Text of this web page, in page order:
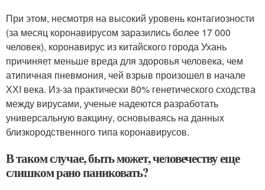
При этом, несмотря на высокий уровень контагиозности
(за месяц коронавирусом заразились более 17 000
человек), коронавирус из китайского города Ухань
причиняет меньше вреда для здоровья человека, чем
атипичная пневмония, чей взрыв произошел в начале
ХХI века. Из-за практически 80% генетического сходства
между вирусами, ученые надеются разработать
универсальную вакцину, основываясь на данных
близкородственного типа коронавирусов.
В таком случае, быть может, человечеству еще
слишком рано паниковать?